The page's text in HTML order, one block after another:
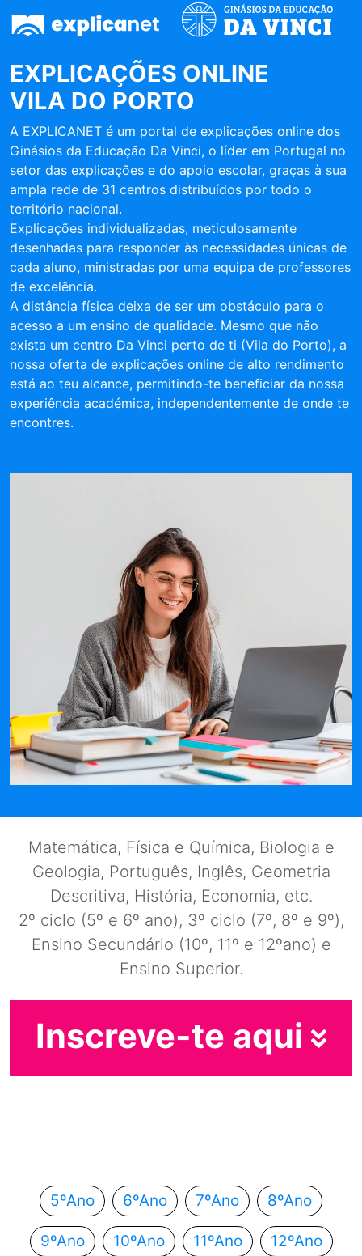
EXPLICAÇÕES ONLINE
VILA DO PORTO
A EXPLICANET é um portal de explicações online dos
Ginásios da Educação Da Vinci, o líder em Portugal no
setor das explicações e do apoio escolar, graças à sua
ampla rede de 31 centros distribuídos por todo o
território nacional.
Explicações individualizadas, meticulosamente
desenhadas para responder às necessidades únicas de
cada aluno, ministradas por uma equipa de professores
de excelência.
A distância física deixa de ser um obstáculo para o
acesso a um ensino de qualidade. Mesmo que não
exista um centro Da Vinci perto de ti (Vila do Porto), a
nossa oferta de explicações online de alto rendimento
está ao teu alcance, permitindo-te beneficiar da nossa
experiência académica, independentemente de onde te
encontres.
Matemática, Física e Química, Biologia e
Geologia, Português, Inglês, Geometria
Descritiva, História, Economia, etc.
2º ciclo (5º e 6º ano), 3º ciclo (7º, 8º e 9º),
Ensino Secundário (10º, 11º e 12ºano) e
Ensino Superior.
Inscreve-te aqui
5ºAno 6ºAno 7ºAno 8ºAno
9ºAno 10ºAno 11ºAno 12ºAno